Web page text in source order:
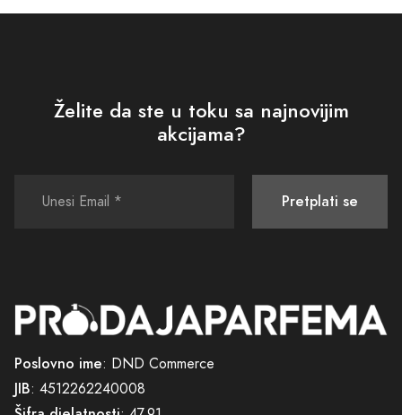
Želite da ste u toku sa najnovijim
akcijama?
Pretplati se
Poslovno ime: DND Commerce
JIB: 4512262240008